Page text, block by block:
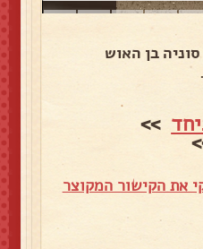
בן האוש
>>
את הקישור המקוצר